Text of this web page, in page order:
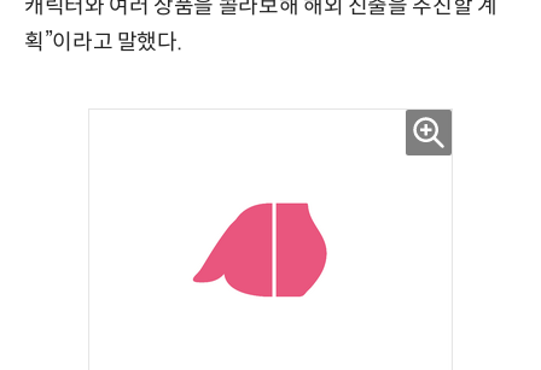
캐릭터와 여러 상품을 콜라보해 해외 진출을 추진할 계
획”이라고 말했다.